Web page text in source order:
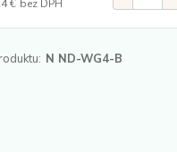
€ bez DPH
N ND-WG4-B